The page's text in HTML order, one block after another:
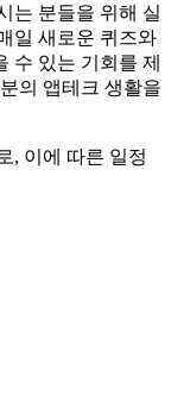
는 분들을 위해 실
일 새로운 퀴즈와
수 있는 기회를 제
의 앱테크 생활을
, 이에 따른 일정